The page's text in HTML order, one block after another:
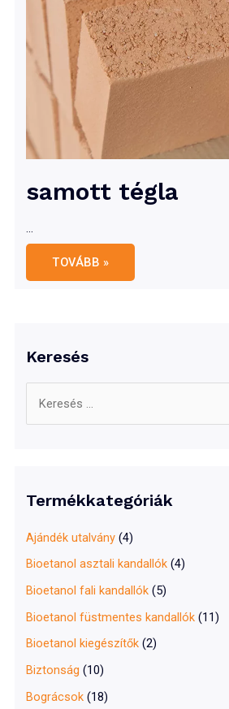
samott tégla
…
samott
tégla
TOVÁBB »
Keresés
f
o
Termékkategóriák
Ajándék utalvány (4)
Bioetanol asztali kandallók (4)
Bioetanol fali kandallók (5)
Bioetanol füstmentes kandallók (11)
Bioetanol kiegészítők (2)
Biztonság (10)
Bográcsok (18)